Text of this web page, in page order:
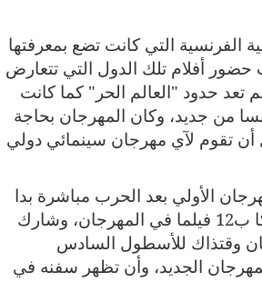
الفرنسية التي كانت تضع بمعرفتها
حضور أفلام تلك الدول التي تتعارض
تعد حدود "العالم الحر" كما كانت
من جديد، وكان المهرجان بحاجة
أن تقوم لآي مهرجان سينمائي دولي
الأولي بعد الحرب مباشرة بدا
طاغيا وكاسحا، حتى انه في دورة المهرجان لعام 1949 شاركت أمريكا ب12 فيلما في المهرجان، وشارك
وقتذاك للأسطول السادس
الجديد، وأن تظهر سفنه في